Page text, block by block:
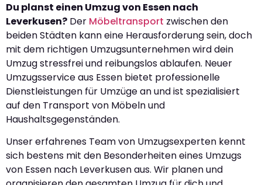
Du planst einen Umzug von Essen nach
Leverkusen? Der Möbeltransport zwischen den
beiden Städten kann eine Herausforderung sein, doch
mit dem richtigen Umzugsunternehmen wird dein
Umzug stressfrei und reibungslos ablaufen. Neuer
Umzugsservice aus Essen bietet professionelle
Dienstleistungen für Umzüge an und ist spezialisiert
auf den Transport von Möbeln und
Haushaltsgegenständen.
Unser erfahrenes Team von Umzugsexperten kennt
sich bestens mit den Besonderheiten eines Umzugs
von Essen nach Leverkusen aus. Wir planen und